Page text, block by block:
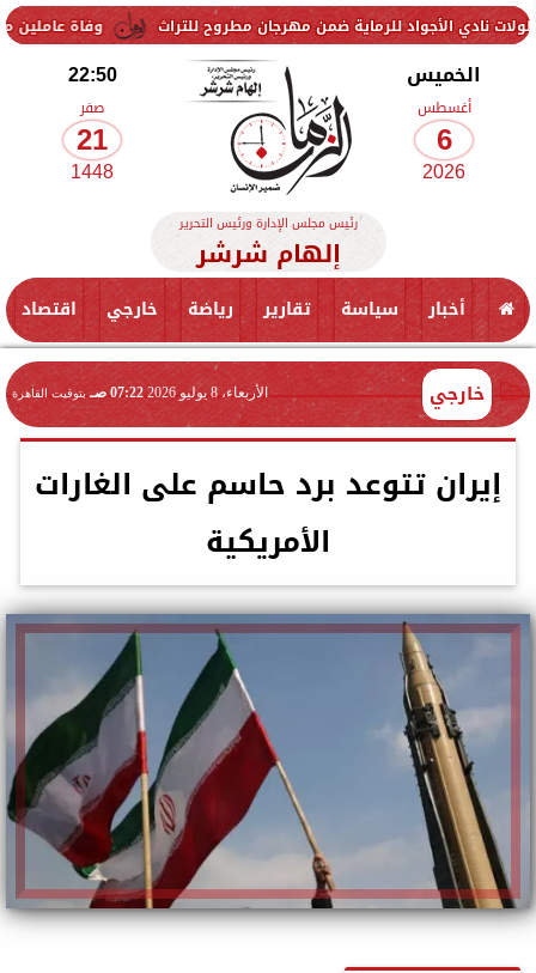
وفاة عاملين متأثرين للرماية ضمن مهرجان مطروح للتراث
الخميس
أغسطس
6
2026
22:50
صفر
21
1448
رئيس مجلس الإدارة ورئيس التحرير
إلهام شرشر
أخبار سياسة تقارير رياضة خارجي اقتصاد
خارجي الأربعاء، 8 يوليو 2026 07:22 صـ بتوقيت القاهرة
إيران تتوعد برد حاسم على الغارات
الأمريكية